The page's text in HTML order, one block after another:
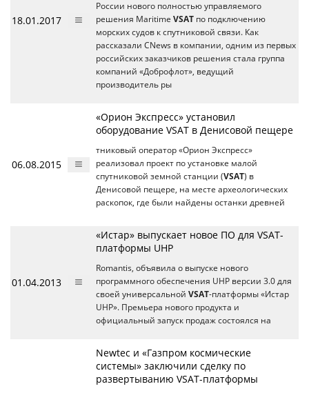
18.01.2017
России нового полностью управляемого
решения Maritime VSAT по подключению
морских судов к спутниковой связи. Как
рассказали CNews в компании, одним из первых
российских заказчиков решения стала группа
компаний «Доброфлот», ведущий
производитель ры
06.08.2015
«Орион Экспресс» установил
оборудование VSAT в Денисовой пещере
тниковый оператор «Орион Экспресс»
реализовал проект по установке малой
спутниковой земной станции (VSAT) в
Денисовой пещере, на месте археологических
раскопок, где были найдены останки древней
01.04.2013
«Истар» выпускает новое ПО для VSAT-
платформы UHP
Romantis, объявила о выпуске нового
программного обеспечения UHP версии 3.0 для
своей универсальной VSAT-платформы «Истар
UHP». Премьера нового продукта и
официальный запуск продаж состоялся на
Newtec и «Газпром космические
системы» заключили сделку по
развертыванию VSAT-платформы